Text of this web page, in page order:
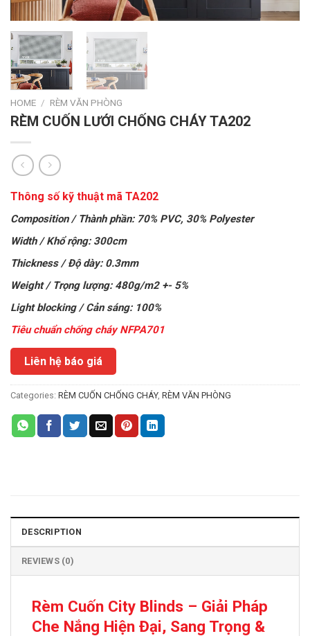
HOME / RÈM VĂN PHÒNG
RÈM CUỐN LƯỚI CHỐNG CHÁY TA202
Thông số kỹ thuật mã TA202
Composition / Thành phần: 70% PVC, 30% Polyester
Width / Khổ rộng: 300cm
Thickness / Độ dày: 0.3mm
Weight / Trọng lượng: 480g/m2 +- 5%
Light blocking / Cản sáng: 100%
Tiêu chuẩn chống cháy NFPA701
Liên hệ báo giá
Categories: RÈM CUỐN CHỐNG CHÁY, RÈM VĂN PHÒNG
DESCRIPTION
REVIEWS (0)
Rèm Cuốn City Blinds – Giải Pháp
Che Nắng Hiện Đại, Sang Trọng &